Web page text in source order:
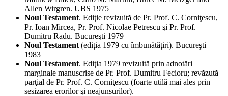
Allen Wirgren. UBS 1975
Noul Testament. Ediţie revizuită de Pr. Prof. C. Corniţescu,
Pr. Ioan Mircea, Pr. Prof. Nicolae Petrescu şi Pr. Prof.
Dumitru Radu. Bucureşti 1979
Noul Testament (ediţia 1979 cu îmbunătăţiri). Bucureşti
1983
Noul Testament. Ediţia 1979 revizuită prin adnotări
marginale manuscrise de Pr. Prof. Dumitru Fecioru; revăzută
parţial de Pr. Prof. C. Corniţescu (foarte utilă mai ales prin
sesizarea erorilor şi neajunsurilor).